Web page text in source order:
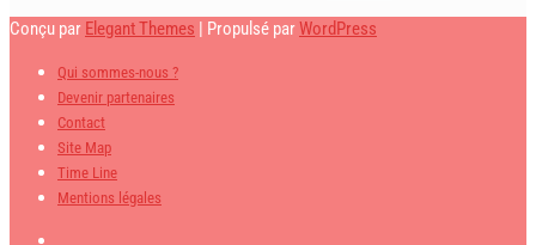
Conçu par Elegant Themes | Propulsé parWordPress
Qui sommes-nous ?
Devenir partenaires
Contact
Site Map
Time Line
Mentions légales